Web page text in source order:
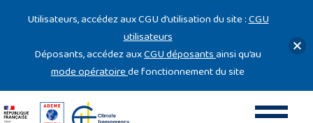
Utilisateurs, accédez aux CGU d’utilisation du site :CGU
utilisateurs
Déposants, accédez auxCGU déposantsainsi qu’au
mode opératoirede fonctionnement du site